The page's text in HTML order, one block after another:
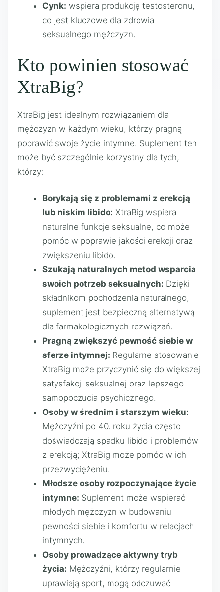
Cynk: wspiera produkcję testosteronu,
co jest kluczowe dla zdrowia
seksualnego mężczyzn.
Kto powinien stosować
XtraBig?
XtraBig jest idealnym rozwiązaniem dla
mężczyzn w każdym wieku, którzy pragną
poprawić swoje życie intymne. Suplement ten
może być szczególnie korzystny dla tych,
którzy:
Borykają się z problemami z erekcją
lub niskim libido: XtraBig wspiera
naturalne funkcje seksualne, co może
pomóc w poprawie jakości erekcji oraz
zwiększeniu libido.
Szukają naturalnych metod wsparcia
swoich potrzeb seksualnych: Dzięki
składnikom pochodzenia naturalnego,
suplement jest bezpieczną alternatywą
dla farmakologicznych rozwiązań.
Pragną zwiększyć pewność siebie w
sferze intymnej: Regularne stosowanie
XtraBig może przyczynić się do większej
satysfakcji seksualnej oraz lepszego
samopoczucia psychicznego.
Osoby w średnim i starszym wieku:
Mężczyźni po 40. roku życia często
doświadczają spadku libido i problemów
z erekcją; XtraBig może pomóc w ich
przezwyciężeniu.
Młodsze osoby rozpoczynające życie
intymne: Suplement może wspierać
młodych mężczyzn w budowaniu
pewności siebie i komfortu w relacjach
intymnych.
Osoby prowadzące aktywny tryb
życia: Mężczyźni, którzy regularnie
uprawiają sport, mogą odczuwać